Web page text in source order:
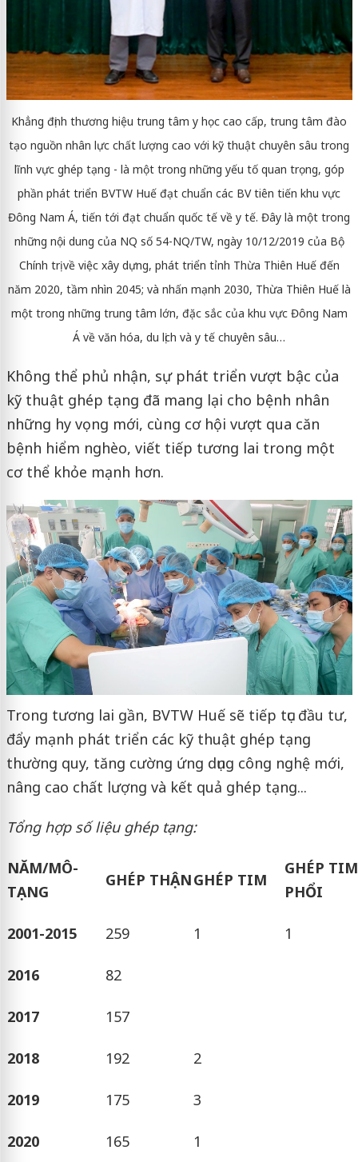
Khẳng định thương hiệu trung tâm y học cao cấp, trung tâm đào
tạo nguồn nhân lực chất lượng cao với kỹ thuật chuyên sâu trong
lĩnh vực ghép tạng - là một trong những yếu tố quan trọng, góp
phần phát triển BVTW Huế đạt chuẩn các BV tiên tiến khu vực
Đông Nam Á, tiến tới đạt chuẩn quốc tế về y tế. Đây là một trong
những nội dung của NQ số 54-NQ/TW, ngày 10/12/2019 của Bộ
Chính trị về việc xây dựng, phát triển tỉnh Thừa Thiên Huế đến
năm 2020, tầm nhìn 2045; và nhấn mạnh 2030, Thừa Thiên Huế là
một trong những trung tâm lớn, đặc sắc của khu vực Đông Nam
Á về văn hóa, du lịch và y tế chuyên sâu…
Không thể phủ nhận, sự phát triển vượt bậc của
kỹ thuật ghép tạng đã mang lại cho bệnh nhân
những hy vọng mới, cùng cơ hội vượt qua căn
bệnh hiểm nghèo, viết tiếp tương lai trong một
cơ thể khỏe mạnh hơn.
Trong tương lai gần, BVTW Huế sẽ tiếp tục đầu tư,
đẩy mạnh phát triển các kỹ thuật ghép tạng
thường quy, tăng cường ứng dụng công nghệ mới,
nâng cao chất lượng và kết quả ghép tạng...
Tổng hợp số liệu ghép tạng:
NĂM/MÔ-
TẠNG
GHÉP THẬNGHÉP TIM
GHÉP
PHỔI
2001-2015 259 1 1
2016 82
2017 157
2018 192 2
2019 175 3
2020 165 1